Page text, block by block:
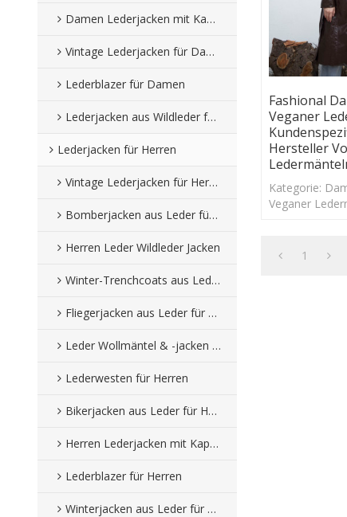
Damen Lederjacken mit Kapuze
Vintage Lederjacken für Damen
Lederblazer für Damen
Lederjacken aus Wildleder für Damen
Lederjacken für Herren
Vintage Lederjacken für Herren
Bomberjacken aus Leder für Herren
Herren Leder Wildleder Jacken
Winter-Trenchcoats aus Leder für Herren
Fliegerjacken aus Leder für Herren
Leder Wollmäntel & -jacken für Herren
Lederwesten für Herren
Bikerjacken aus Leder für Herren
Herren Lederjacken mit Kapuze
Lederblazer für Herren
Winterjacken aus Leder für Herren
Fashional
Veganer
Hersteller
Kategorie:
Veganer
Dicke: Standard
1